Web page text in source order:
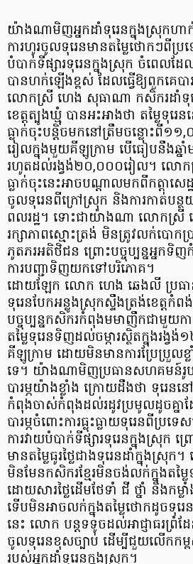
យ៉ាងណាមិញអ្នកដាំទុរេនក្នុងស្រុកហាក់
ការហូរចូលទុរេនមានតម្លៃថោកៗពីប្រ
បំបាក់ទីផ្សារទុរេនក្នុងស្រុក ចំពេលដែ
បានហក់ឡើងខ្ពស់ ដែលធ្វើឱ្យពួកគេបា
លោកស្រី ហេង សុធាណា កសិករដាំទុរ
ខេត្តត្បូងឃ្មុំ បានអះអាងថា តម្លៃទុរេ
ធ្លាក់ចុះបន្តិចមកនៅត្រឹមចន្លោះពី
រៀលក្នុងមួយគីឡូក្រាម បើធៀបនឹងឆ្ន
រហូតដល់រង្វង់២០,០០០រៀល។ លោ
ធ្លាក់ចុះនេះអាចបណ្តាលមកពីកត្តាសេ
ចូលទុរេនពីក្រៅស្រុក និងការកាត់បន្
ពលរដ្ឋ។ ទោះជាយ៉ាងណា លោកស្រី ស្
រក្សាភាពស្មោះត្រង់ មិនត្រូវលក់បោកប្
ភូតភរអតិថិជន ព្រោះបច្ចុប្បន្នអ្នកទិញកំ
ការបញ្ជាទិញយកទៅបរិភោគ។
ដោយឡែក លោក ហេង ឆេងលី ប្រធ
ទុរេនបែកអន្លូងស្រុកស្ទឹងត្រង់ខេត្តកំព
បច្ចុប្បន្នកសិករកំពុងមមាញឹកជាមួយ
តម្លៃទុរេនទិញដល់ចម្ការស្ថិតក្នុងរង្
គីឡូក្រាម ដោយមិនមានការប្រែប្រួលខ្
ទេ។ យ៉ាងណាមិញប្រធានសហគមន៍រូប
បារម្ភយ៉ាងខ្លាំង ក្រោយដឹងថា ទុរេន
កំពុងចាស់កំពុងដល់រដូវប្រមូលដូចគ្នាដែ
បារម្ភចំពោះការធ្លុះធ្លាយទុរេនពីប្រទ
ការវាយបំបាក់ទីផ្សារទុរេនក្នុងស្រុក ព្
មានតម្លៃធូរថ្លៃជាងទុរេនដាំក្នុងស្រុ
មិនមែនកសិករខ្មែរមិនចង់លក់ក្នុងតម្លៃ
ដោយសារថ្លៃដើមថែទាំ ជី ថ្នាំ និងកម្ល
ទើបមិនអាចលក់ក្នុងតម្លៃថោកដូចទុរ
នេះ លោក បន្តទទូចដល់អាជ្ញាធរព្រំដ
ចូលទុរេនខុសច្បាប់ ដើម្បីជួយលើកកម្
របស់អ្នកដាំទុរេនក្នុងស្រុក។